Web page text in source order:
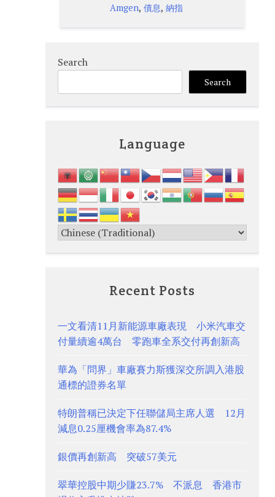
Amgen, 債息, 納指
Search
Search
Language
Recent Posts
一文看清11月新能源車廠表現 小米汽車交
付量續逾4萬台 零跑車全系交付再創新高
華為「問界」車廠賽力斯獲深交所調入港股
通標的證券名單
特朗普稱已決定下任聯儲局主席人選 12月
減息0.25厘機會率為87.4%
銀價再創新高 突破57美元
翠華控股中期少賺23.7% 不派息 香港市